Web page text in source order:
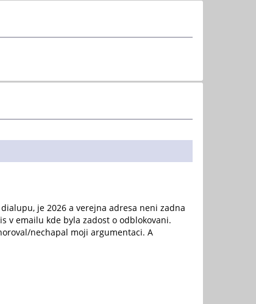
je 2026 a verejna adresa neni zadna
v emailu kde byla zadost o odblokovani.
nechapal moji argumentaci. A